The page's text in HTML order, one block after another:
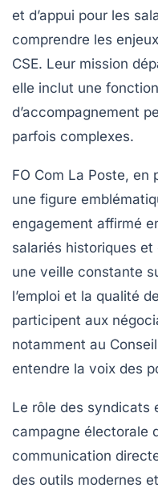
et d’appui pour les
comprendre les
CSE. Leur mission
elle inclut une
d’accompagnement
parfois complexes.
FO Com La Poste, en
une figure
engagement affirmé
salariés historiques
une veille constante
l’emploi et la qualité
participent aux
notamment au
entendre la voix des
Le rôle des syndicats
campagne électorale
communication
des outils modernes